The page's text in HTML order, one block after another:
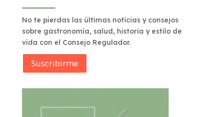
No te pierdas las últimas noticias y consejos
sobre gastronomía, salud, historia y estilo de
vida con el Consejo Regulador.
Suscribírme